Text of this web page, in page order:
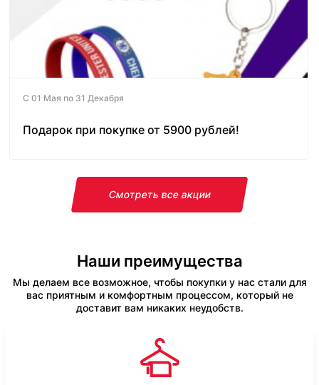
С 01 Мая по 31 Декабря
Подарок при покупке от 5900 рублей!
Смотреть все акции
Наши преимущества
Мы делаем все возможное, чтобы покупки у нас стали для
вас приятным и комфортным процессом, который не
доставит вам никаких неудобств.